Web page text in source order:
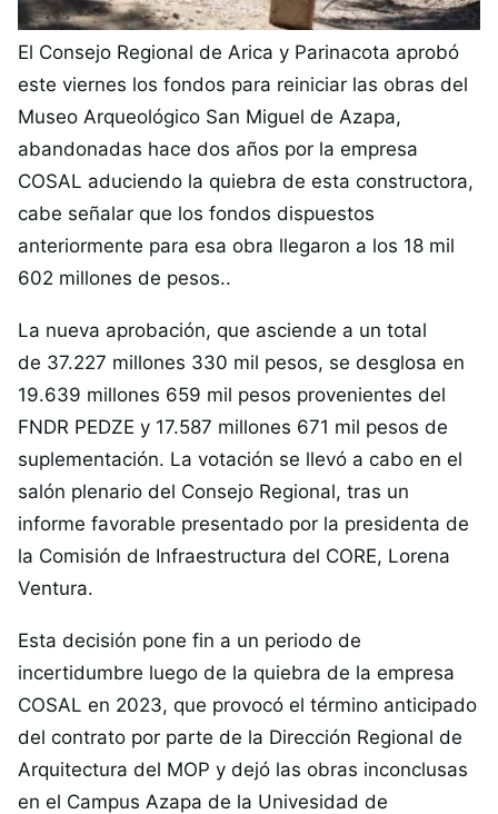
El Consejo Regional de Arica y Parinacota aprobó
este viernes los fondos para reiniciar las obras del
Museo Arqueológico San Miguel de Azapa,
abandonadas hace dos años por la empresa
COSAL aduciendo la quiebra de esta constructora,
cabe señalar que los fondos dispuestos
anteriormente para esa obra llegaron a los 18 mil
602 millones de pesos..
La nueva aprobación, que asciende a un total
de 37.227 millones 330 mil pesos, se desglosa en
19.639 millones 659 mil pesos provenientes del
FNDR PEDZE y 17.587 millones 671 mil pesos de
suplementación. La votación se llevó a cabo en el
salón plenario del Consejo Regional, tras un
informe favorable presentado por la presidenta de
la Comisión de Infraestructura del CORE, Lorena
Ventura.
Esta decisión pone fin a un periodo de
incertidumbre luego de la quiebra de la empresa
COSAL en 2023, que provocó el término anticipado
del contrato por parte de la Dirección Regional de
Arquitectura del MOP y dejó las obras inconclusas
en el Campus Azapa de la Univesidad de